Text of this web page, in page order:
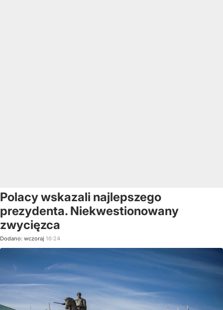
Polacy wskazali najlepszego
prezydenta. Niekwestionowany
zwycięzca
Dodano: wczoraj 16:24